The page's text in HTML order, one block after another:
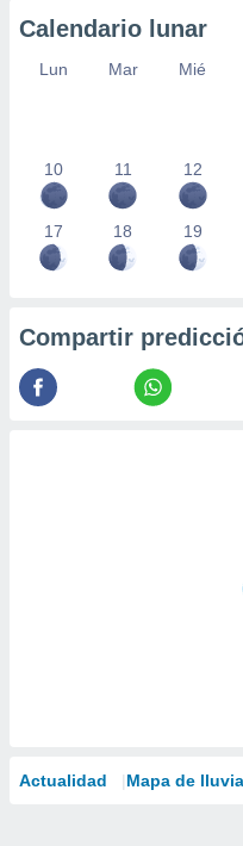
Calendario lunar
Lun Mar Mié
10 11 12
17 18 19
Compartir
Actualidad Mapa de lluvia